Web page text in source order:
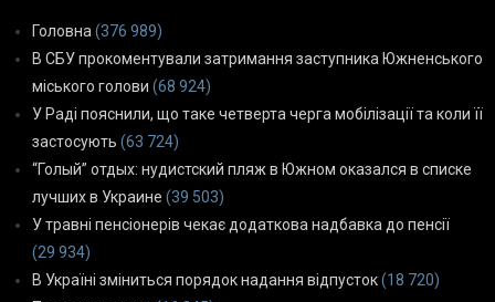
Головна (376 989)
В СБУ прокоментували затримання заступника Южненського
міського голови (68 924)
У Раді пояснили, що таке четверта черга мобілізації та коли її
застосують (63 724)
“Голый” отдых: нудистский пляж в Южном оказался в списке
лучших в Украине (39 503)
У травні пенсіонерів чекає додаткова надбавка до пенсії
(29 934)
В Україні зміниться порядок надання відпусток(18 720)